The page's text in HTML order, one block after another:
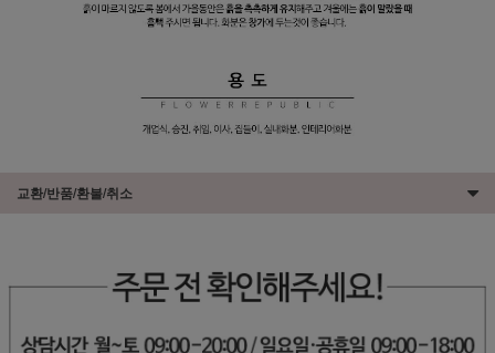
교환/반품/환불/취소